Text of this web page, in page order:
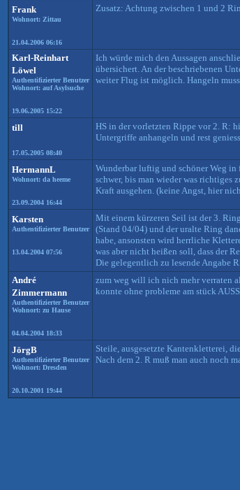
Frank
Wohnort: Zittau
21.04.2006 06:16
Zusatz: Achtung zwischen 1 und 2
Karl-Reinhart
Löwel
Authentifizierter Benutzer
Wohnort: auf Asylsuche
19.06.2005 15:22
Ich würde mich den Aussagen
übersichert. An der beschriebenen
weiter Flug ist möglich. Hangeln
till
17.05.2005 08:40
HS in der vorletzten Rippe vor 2. R:
Untergriffe anhangeln und rest
HermannL
Wohnort: da heeme
23.09.2004 16:44
Wunderbar luftig und schöner Weg
schwer, bis man wieder was richtiges
Kraft ausgehen. (keine Angst, hier
Karsten
Authentifizierter Benutzer
13.04.2004 07:56
Mit einem kürzeren Seil ist der 3.
(Stand 04/04) und der uralte Ring
habe, ansonsten wird herrliche
was aber nicht heißen soll, dass der
Die gelegentlich zu lesende Angabe
André
Zimmermann
Authentifizierter Benutzer
Wohnort: zu Hause
04.04.2004 18:33
zum weg will ich nich mehr verraten
konnte ohne probleme am stück
JörgB
Authentifizierter Benutzer
Wohnort: Dresden
20.10.2001 19:44
Steile, ausgesetzte Kantenkletterei,
Nach dem 2. R muß man auch noch